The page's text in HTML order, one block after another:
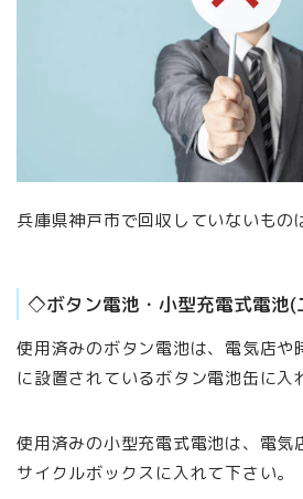
兵庫県神戸市で回収していないもの
◇ボタン電池・小型充電式電池(
使用済みのボタン電池は、電気店や
に設置されているボタン電池缶に入
使用済みの小型充電式電池は、電気
サイクルボックスに入れて下さい。